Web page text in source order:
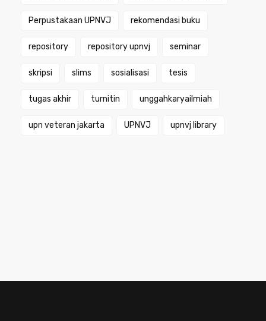
Perpustakaan UPNVJ rekomendasi buku
repository repository upnvj seminar
skripsi slims sosialisasi tesis
tugas akhir turnitin unggahkaryailmiah
upn veteran jakarta UPNVJ upnvj library